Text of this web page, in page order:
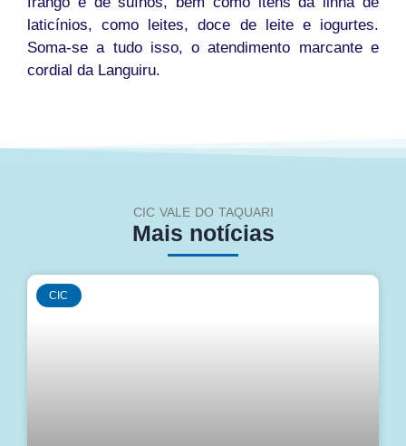
laticínios, como leites, doce de leite e iogurtes.
Soma-se a tudo isso, o atendimento marcante e
cordial da Languiru.
CIC VALE DO TAQUARI
Mais notícias
CIC